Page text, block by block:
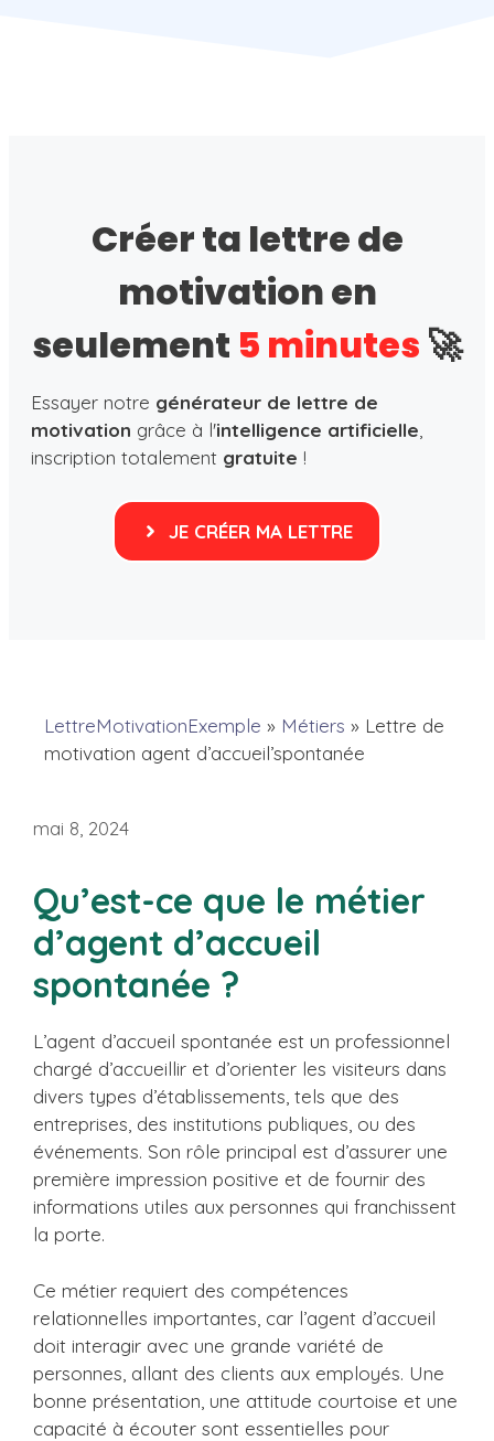
Créer ta lettre de
motivation en
seulement 5 minutes 🚀
Essayer notre générateur de lettre de
motivation grâce à l'intelligence artificielle
inscription totalement gratuite !
JE CRÉER MA LETTRE
LettreMotivationExemple » Métiers » Lettre de
motivation agent d’accueil’spontanée
mai 8, 2024
Qu’est-ce que le métier
d’agent d’accueil
spontanée ?
L’agent d’accueil spontanée est un professionnel
chargé d’accueillir et d’orienter les visiteurs dans
divers types d’établissements, tels que des
entreprises, des institutions publiques, ou des
événements. Son rôle principal est d’assurer une
première impression positive et de fournir des
informations utiles aux personnes qui franchissent
la porte.
Ce métier requiert des compétences
relationnelles importantes, car l’agent d’accueil
doit interagir avec une grande variété de
personnes, allant des clients aux employés. Une
bonne présentation, une attitude courtoise et une
capacité à écouter sont essentielles pour